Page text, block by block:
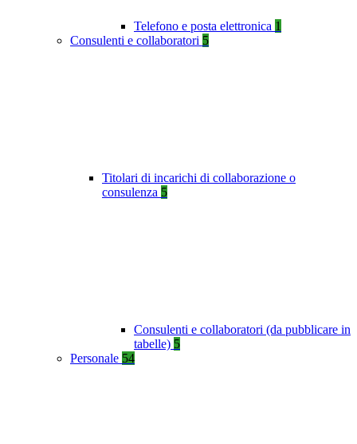
Telefono e posta elettronica 1
Consulenti e collaboratori 5
Titolari di incarichi di collaborazione o
consulenza 5
Consulenti e collaboratori (da pubblicare in
tabelle) 5
Personale 54